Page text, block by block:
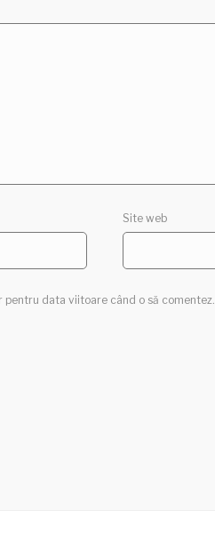
Site web
data viitoare când o să comentez.